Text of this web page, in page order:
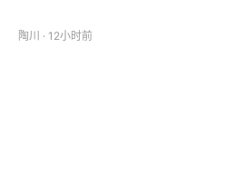
陶川 · 12小时前